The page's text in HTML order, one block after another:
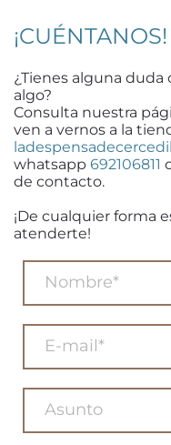
¡CUÉNTANOS!
¿Tienes alguna
algo?
Consulta nuestra
ven a vernos a la
whatsapp 692106811
de contacto.
¡De cualquier forma
atenderte!